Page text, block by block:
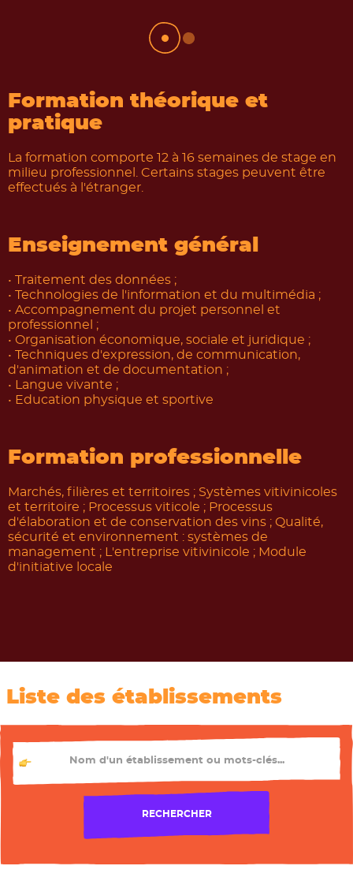
Formation théorique et
pratique
La formation comporte 12 à 16 semaines de stage en
milieu professionnel. Certains stages peuvent être
effectués à l'étranger.
Enseignement général
• Traitement des données ;
• Technologies de l'information et du multimédia ;
• Accompagnement du projet personnel et
professionnel ;
• Organisation économique, sociale et juridique ;
• Techniques d'expression, de communication,
d'animation et de documentation ;
• Langue vivante ;
• Education physique et sportive
Formation professionnelle
Marchés, filières et territoires ; Systèmes vitivinicoles
et territoire ; Processus viticole ; Processus
d'élaboration et de conservation des vins ; Qualité,
sécurité et environnement : systèmes de
management ; L'entreprise vitivinicole ; Module
d'initiative locale
Liste des établissements
TU CHERCHES QUEL ÉTABLISSEMENT ?
RECHERCHER